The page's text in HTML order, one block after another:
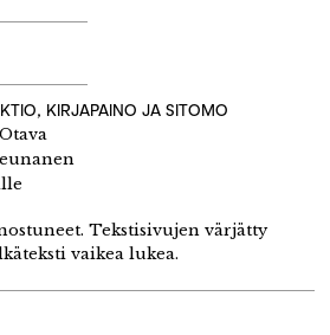
KIRJAPAINO JA SITOMO
Tekstisivujen värjätty
vaikea lukea.